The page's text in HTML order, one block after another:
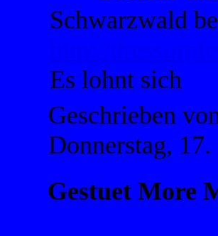
Schwarzwald
Es lohnt sich
Geschrieben
Donnerstag,
Gestuet More